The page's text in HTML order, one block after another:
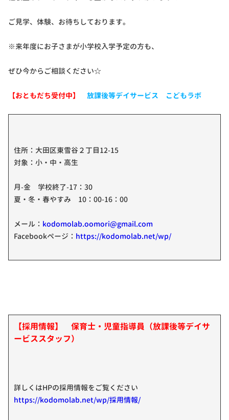
ご見学、体験、お待ちしております。
※来年度にお子さまが小学校入学予定の方も、
ぜひ今からご相談ください☆
【おともだち受付中】 放課後等デイサービス こどもラボ
住所：大田区東雪谷２丁目12-15
対象：小・中・高生
月-金 学校終了-17：30
夏・冬・春やすみ 10：00-16：00
メール： kodomolab.oomori@gmail.com
Facebookページ： https://kodomolab.net/wp/
【採用情報】 保育士・児童指導員（放課後等デイサ
ービススタッフ）
詳しくはHPの採用情報をご覧ください
https://kodomolab.net/wp/採用情報/